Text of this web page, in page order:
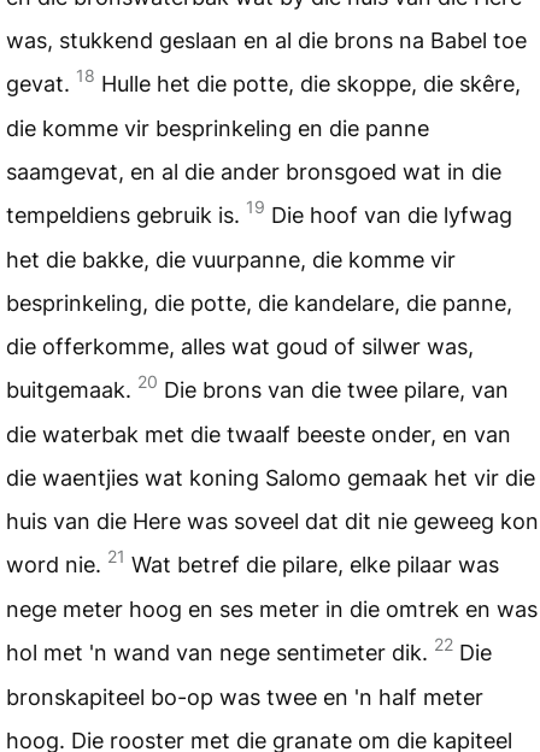
was, stukkend geslaan en al die brons na Babel toe
gevat. 18 Hulle het die potte, die skoppe, die skêre,
die komme vir besprinkeling en die panne
saamgevat, en al die ander bronsgoed wat in die
tempeldiens gebruik is. 19 Die hoof van die lyfwag
het die bakke, die vuurpanne, die komme vir
besprinkeling, die potte, die kandelare, die panne,
die offerkomme, alles wat goud of silwer was,
buitgemaak. 20 Die brons van die twee pilare, van
die waterbak met die twaalf beeste onder, en van
die waentjies wat koning Salomo gemaak het vir die
huis van die Here was soveel dat dit nie geweeg kon
word nie. 21 Wat betref die pilare, elke pilaar was
nege meter hoog en ses meter in die omtrek en was
hol met 'n wand van nege sentimeter dik. 22 Die
bronskapiteel bo-op was twee en 'n half meter
hoog. Die rooster met die granate om die kapiteel